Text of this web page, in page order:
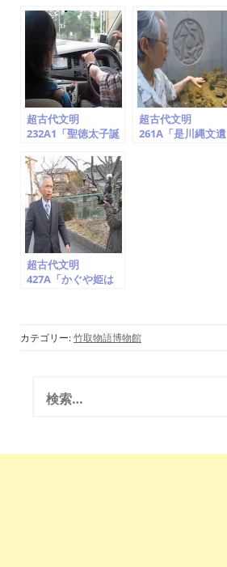
劇 竹取翁博物館
2014.6.13
求婚
超古代文明
232A1「聖徳太子誕
日の神・龍と鳳
凰)・地球儀は法隆
寺に!?、神奈川県大
庭」竹取翁博物館
（国際かぐや姫学
会）2016.7.22
超古代文明
261A「是川縄文遺
超古代文明
427A「かぐや姫は
《総集編》撮影班ド
会)2017.2.23
カテゴリー:竹取物語博物館